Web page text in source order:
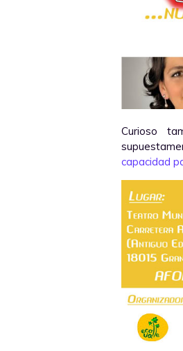
Curioso
capacidad